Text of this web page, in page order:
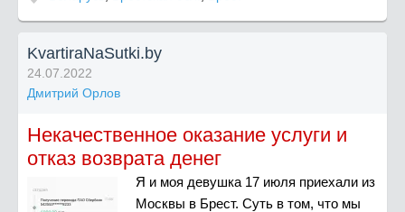
KvartiraNaSutki.by
24.07.2022
Дмитрий Орлов
Некачественное оказание услуги и
отказ возврата денег
Я и моя девушка 17 июля приехали из
Москвы в Брест. Суть в том, что мы